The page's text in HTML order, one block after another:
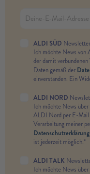
ALDI SÜD
Ich möchte News von
der damit
Daten gemäß der
einverstanden. Ein
ALDI NORD
Ich möchte News
ALDI Nord per E-Mail
Verarbeitung meiner
ist jederzeit möglich.*
ALDI TALK
Ich möchte News